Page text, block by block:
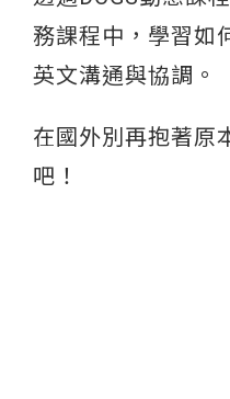
務課程中，學習如
英文溝通與協調。
在國外別再抱著原
吧！